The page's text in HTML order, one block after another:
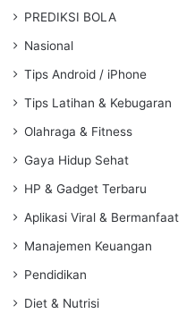
PREDIKSI BOLA
Nasional
Tips Android / iPhone
Tips Latihan & Kebugaran
Olahraga & Fitness
Gaya Hidup Sehat
HP & Gadget Terbaru
Aplikasi Viral & Bermanfaat
Manajemen Keuangan
Pendidikan
Diet & Nutrisi